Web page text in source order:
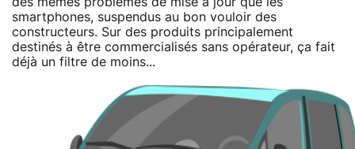
smartphones, suspendus au bon vouloir des
constructeurs. Sur des produits principalement
destinés à être commercialisés sans opérateur, ça fait
déjà un filtre de moins...